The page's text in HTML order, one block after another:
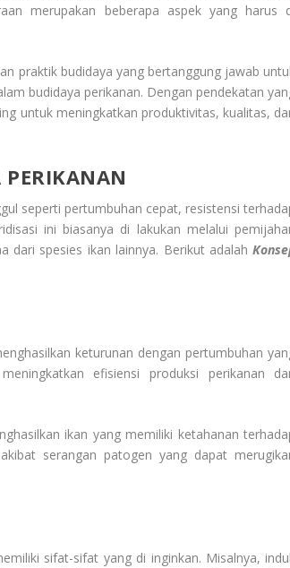
merupakan beberapa aspek yang harus
praktik budidaya yang bertanggung jawab
budidaya perikanan. Dengan pendekatan
untuk meningkatkan produktivitas, kualitas,
seperti pertumbuhan cepat, resistensi
ini biasanya di lakukan melalui
dari spesies ikan lainnya. Berikut adalah
keturunan dengan pertumbuhan
efisiensi produksi perikanan
ikan yang memiliki ketahanan
serangan patogen yang dapat
sifat-sifat yang di inginkan. Misalnya,